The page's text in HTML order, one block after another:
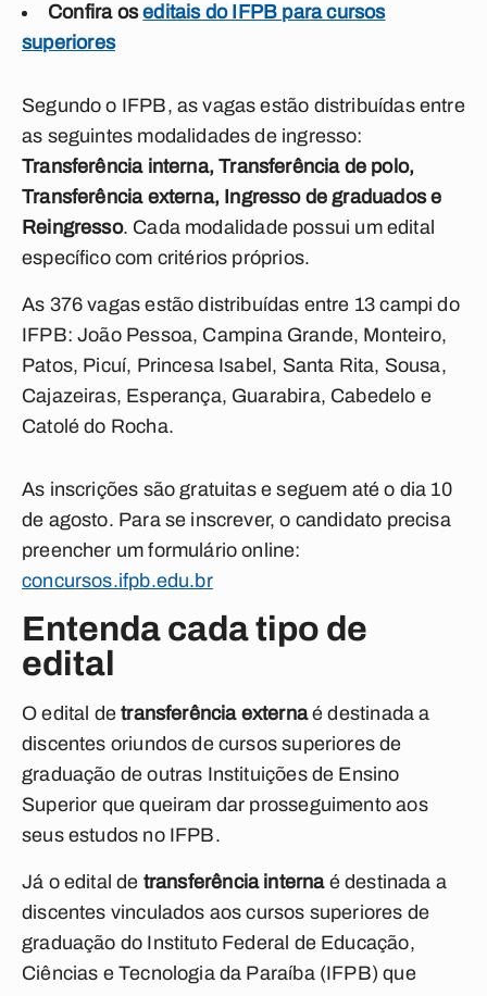
Confira oseditais do IFPB para cursos
superiores
Segundo o IFPB, as vagas estão distribuídas entre
as seguintes modalidades de ingresso:
Transferência interna,Transferência de polo,
Transferência externa, Ingresso de graduados e
Reingresso. Cada modalidade possui um edital
específico com critérios próprios.
As 376 vagas estão distribuídas entre 13 campi do
IFPB:João Pessoa, Campina Grande, Monteiro,
Patos, Picuí, Princesa Isabel, Santa Rita, Sousa,
Cajazeiras, Esperança, Guarabira, Cabedelo e
Catolé do Rocha.
As inscrições são gratuitas e seguem até o dia 10
de agosto. Para se inscrever, o candidato precisa
preencher um formulário online:
concursos.ifpb.edu.br
Entenda cada tipo de
edital
O edital detransferência externaé destinada a
discentes oriundos de cursos superiores de
graduação de outras Instituições de Ensino
Superior que queiram dar prosseguimento aos
seus estudos no IFPB.
Já o edital de transferência internaé destinada a
discentes vinculados aos cursos superiores de
graduação do Instituto Federal de Educação,
Ciências e Tecnologia da Paraíba (IFPB) que